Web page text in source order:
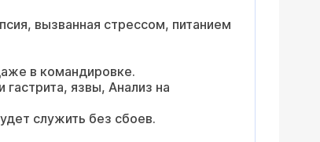
прошло само, у меня
я это исключил и
потому что в
вызванная стрессом, питанием
в командировке.
язвы, Анализ на
служить без сбоев.